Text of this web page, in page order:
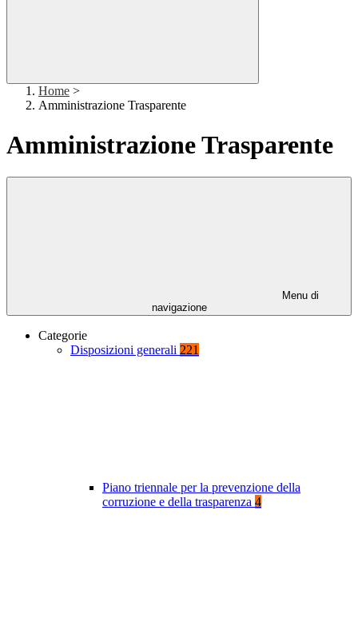
Home >
Amministrazione Trasparente
Amministrazione Trasparente
Menu di
navigazione
Categorie
Disposizioni generali 221
Piano triennale per la prevenzione della
corruzione e della trasparenza 4